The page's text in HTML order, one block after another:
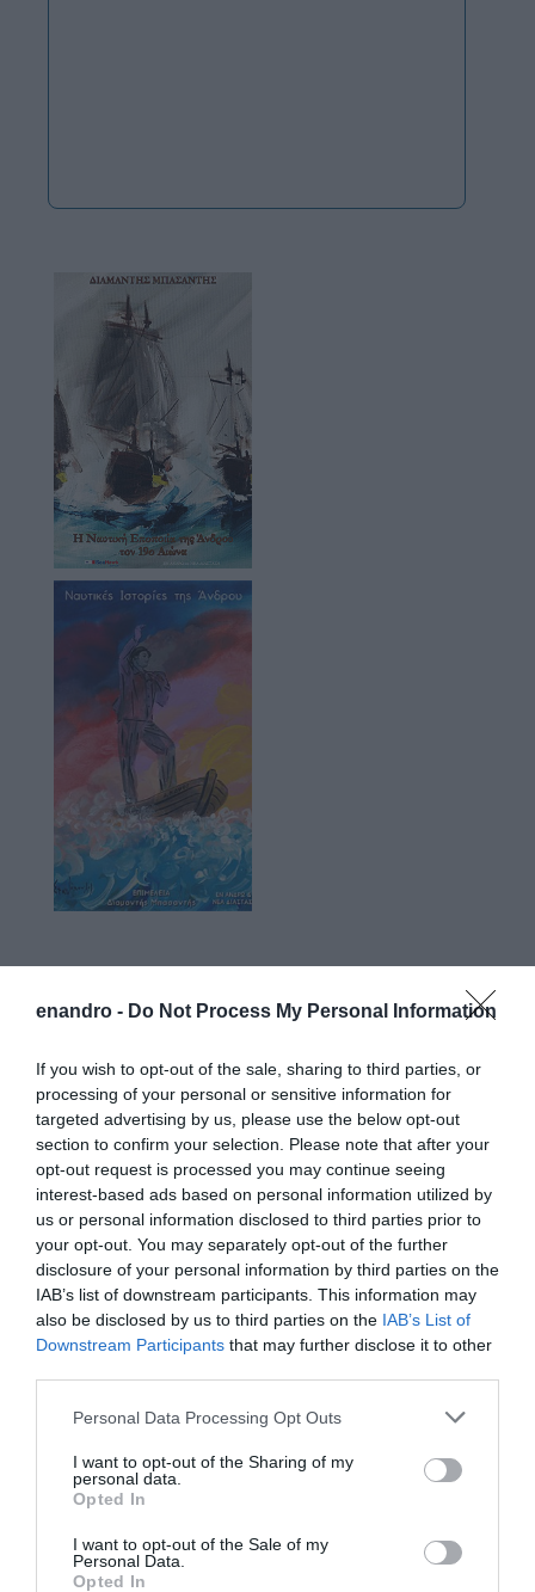
enandro - Do Not Process My Personal Information
If you wish to opt-out of the sale, sharing to third parties, or
processing of your personal or sensitive information for
targeted advertising by us, please use the below opt-out
section to confirm your selection. Please note that after your
opt-out request is processed you may continue seeing
interest-based ads based on personal information utilized by
us or personal information disclosed to third parties prior to
your opt-out. You may separately opt-out of the further
disclosure of your personal information by third parties on the
IAB’s list of downstream participants. This information may
also be disclosed by us to third parties on the IAB’s List of
Downstream Participants that may further disclose it to other
Please note that this website/app uses one or more Google
not limited to your visit or usage behaviour. You may click to
grant or deny consent to Google and its third-party tags to
use your data for below specified purposes in below Google
consent section.
Personal Data Processing Opt Outs
I want to opt-out of the Sharing of my
personal data.
Opted In
I want to opt-out of the Sale of my
Personal Data.
Opted In
Γιατί οι Τούρκοι συρρέουν στα ελληνικά νησιά
ΕΚΔΗΛΩΣΕΙΣ ΤΩΝ ΗΜΕΡΩΝ: Παγοποιείο
Μαντζαβελάκη & Καΐρειος Βιβλιοθήκη
ΦΕΣΤΙΒΑΛ ΑΝΔΡΟΥ: Ένα βαθυστόχαστο έργο του
Μπέκετ
Η νεολαία της Άνδρου είναι εδώ. Χρειάζεται όμως
ευκαιρίες για να φανεί.
Πρόσφατα Άρθρα
Γιατί οι Τούρκοι συρρέουν